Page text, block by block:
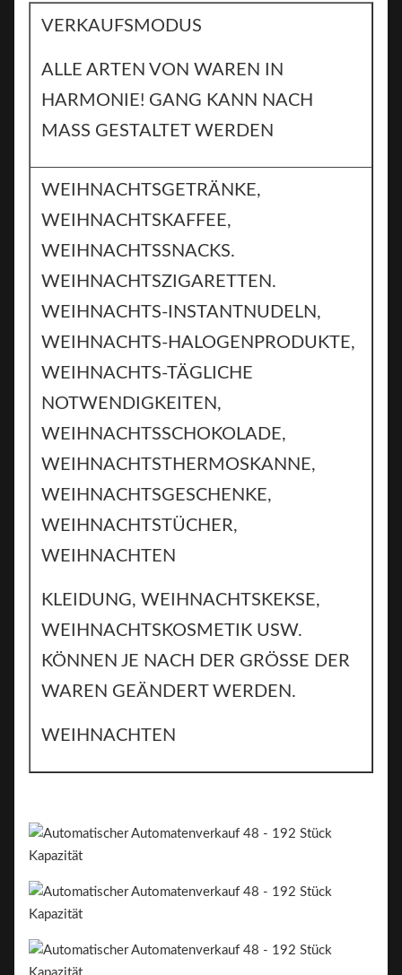
VERKAUFSMODUS
ALLE ARTEN VON WAREN IN
HARMONIE! GANG KANN NACH
MASS GESTALTET WERDEN
WEIHNACHTSGETRÄNKE,
WEIHNACHTSKAFFEE,
WEIHNACHTSSNACKS.
WEIHNACHTSZIGARETTEN.
WEIHNACHTS-INSTANTNUDELN,
WEIHNACHTS-HALOGENPRODUKTE,
WEIHNACHTS-TÄGLICHE
NOTWENDIGKEITEN,
WEIHNACHTSSCHOKOLADE,
WEIHNACHTSTHERMOSKANNE,
WEIHNACHTSGESCHENKE,
WEIHNACHTSTÜCHER,
WEIHNACHTEN
KLEIDUNG, WEIHNACHTSKEKSE,
WEIHNACHTSKOSMETIK USW.
KÖNNEN JE NACH DER GRÖSSE DER
WAREN GEÄNDERT WERDEN.
WEIHNACHTEN